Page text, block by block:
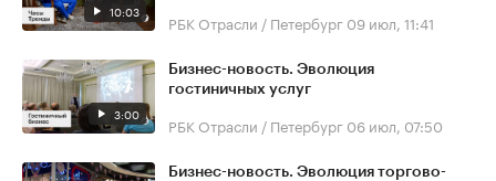
10:03 РБК Отрасли / Петербург 09 июл, 11:41
3:00
Бизнес-новость. Эволюция
гостиничных услуг
РБК Отрасли / Петербург 06 июл, 07:50
Бизнес-новость. Эволюция торгово-